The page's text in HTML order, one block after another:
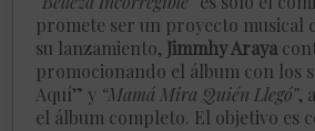
promete ser un proyecto musical
su lanzamiento, Jimmhy Araya
promocionando el álbum con los
Aquí” y “Mamá Mira Quién Llegó”,
el álbum completo. El objetivo es